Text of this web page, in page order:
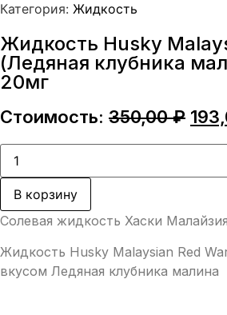
Категория: Жидкость
Жидкость Husky
(Ледяная клубника
20мг
Стоимость: 350,00₽
Количество
товара
Жидкость
Husky
Malaysian
Red
Warg
клубника
малина)
30
В корзину
Солевая жидкость Хаски Малайзия
Жидкость Husky Malaysian Red Warg 30 мл 20мг
вкусом Ледяная клубника малина